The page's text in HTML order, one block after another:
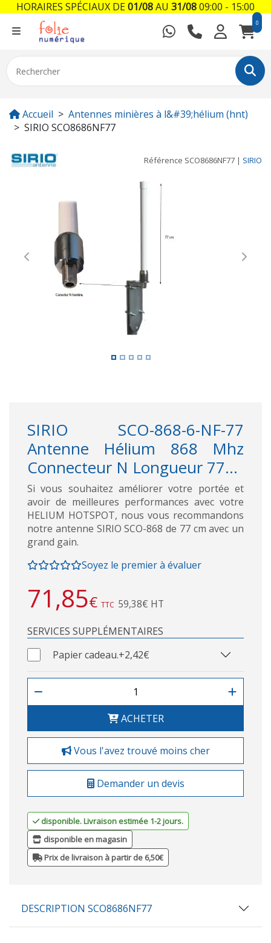
0
Accueil
Antennes minières à l&#39;hélium (hnt)
SIRIO SCO8686NF77
Référence SCO8686NF77 | SIRIO
Previous Next
SIRIO SCO-868-6-NF-77
Antenne Hélium 868 Mhz
Connecteur N Longueur 77...
Si vous souhaitez améliorer votre portée et
avoir de meilleures performances avec votre
HELIUM HOTSPOT, nous vous recommandons
notre antenne SIRIO SCO-868 de 77 cm avec un
grand gain.
Soyez le premier à évaluer
71,85€ TTC 59,38€ HT
SERVICES SUPPLÉMENTAIRES
Papier cadeau.+2,42€
ACHETER
Vous l'avez trouvé moins cher
Demander un devis
disponible. Livraison estimée 1-2 jours.
disponible en magasin
Prix de livraison à partir de 6,50€
DESCRIPTION SCO8686NF77
HORAIRES SPÉCIAUX DE01/08AU 31/0809:00 - 15:00